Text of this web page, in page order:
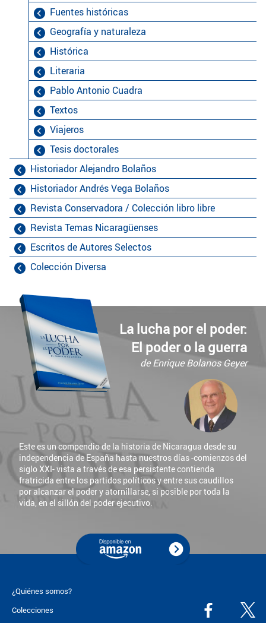
Fuentes históricas
Geografía y naturaleza
Histórica
Literaria
Pablo Antonio Cuadra
Textos
Viajeros
Tesis doctorales
Historiador Alejandro Bolaños
Historiador Andrés Vega Bolaños
Revista Conservadora / Colección libro libre
Revista Temas Nicaragüenses
Escritos de Autores Selectos
Colección Diversa
La lucha por el poder:
El poder o la guerra
de Enrique Bolanos Geyer
Este es un compendio de la historia de Nicaragua desde su
independencia de España hasta nuestros días -comienzos del
siglo XXI- vista a través de esa persistente contienda
fratricida entre los partidos políticos y entre sus caudillos
por alcanzar el poder y atornillarse, si posible por toda la
vida, en el sillón del poder ejecutivo.
¿Quiénes somos?
Colecciones